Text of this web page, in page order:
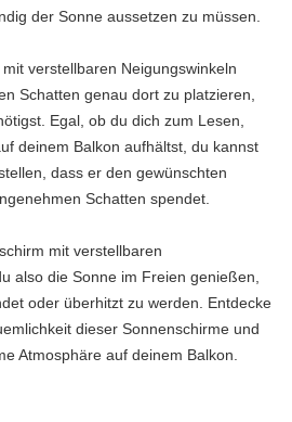
der Sonne aussetzen zu müssen.
verstellbaren Neigungswinkeln
Schatten genau dort zu platzieren,
Egal, ob du dich zum Lesen,
deinem Balkon aufhältst, du kannst
dass er den gewünschten
Schatten spendet.
mit verstellbaren
also die Sonne im Freien genießen,
oder überhitzt zu werden. Entdecke
dieser Sonnenschirme und
Atmosphäre auf deinem Balkon.